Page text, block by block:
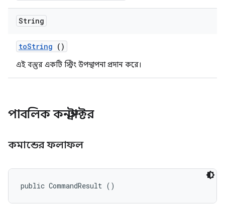
String
toString ()
এই বস্তুর একটি স্ট্রিং উপস্থাপনা প্রদান করে।
পাবলিক কনস্ট্রাক্টর
কমান্ডের ফলাফল
public CommandResult ()